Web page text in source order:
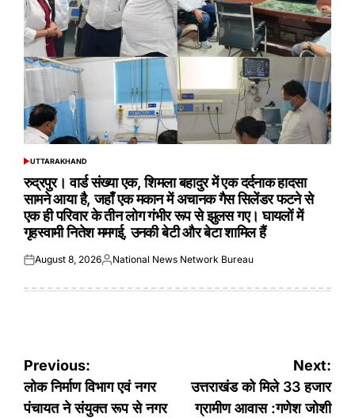
POSTED
UTTARAKHAND
रुद्रपुर। वार्ड संख्या एक, शिमला बहादुर में एक दर्दनाक हादसा
सामने आया है, जहाँ एक मकान में अचानक गैस सिलेंडर फटने से
एक ही परिवार के तीन लोग गंभीर रूप से झुलस गए। घायलों में
गृहस्वामी नितेश ममगई, उनकी बेटी और बेटा शामिल हैं
Posted
August 8, 2026Posted
National News Network Bureau
Post
navigation
Previous:
लोक निर्माण विभाग एवं नगर
पंचायत ने संयुक्त रूप से नगर
Next:
उत्तराखंड को मिले 33 हजार
ग्रामीण आवास :गणेश जोशी